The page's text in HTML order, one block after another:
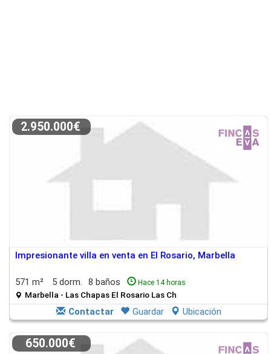
2.950.000€
Impresionante villa en venta en El Rosario, Marbella
571 m² 5 dorm. 8 baños Hace 14 horas
Marbella - Las Chapas El Rosario Las Ch
Contactar Guardar Ubicación
650.000€